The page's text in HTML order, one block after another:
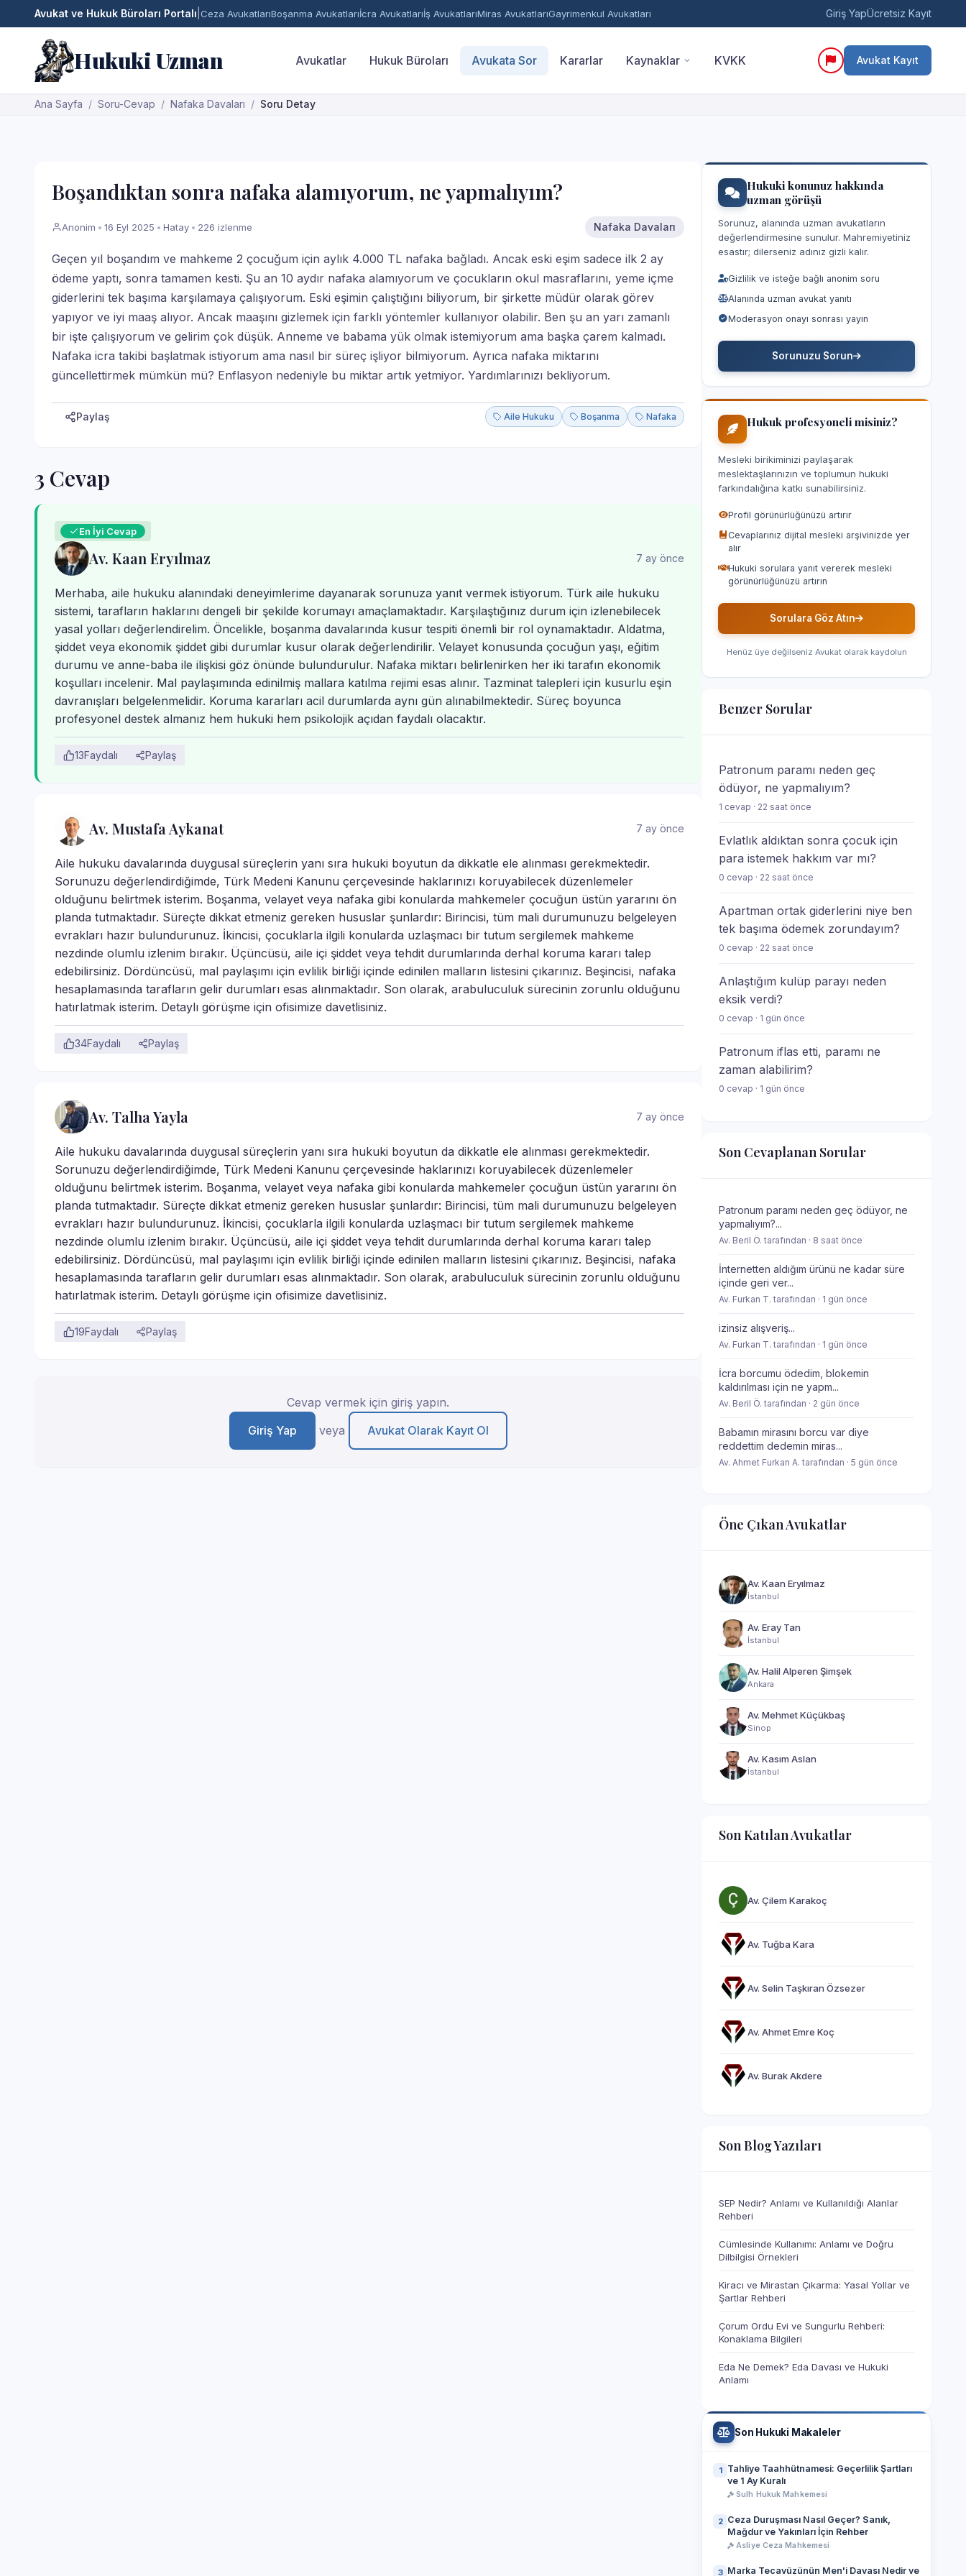
Avukat ve Hukuk Büroları Portalı Ceza AvukatlarıBoşanma Avukatlarıİcra Avukatlarıİş AvukatlarıMiras AvukatlarıGayrimenkul Avukatları Giriş YapÜcretsiz Kayıt
Hukuki Uzman Avukatlar Hukuk Büroları Avukata Sor Kararlar Kaynaklar KVKK Avukat Kayıt
Ana Sayfa Soru-Cevap Nafaka Davaları Soru Detay
Boşandıktan sonra nafaka alamıyorum, ne yapmalıyım?
Anonim • 16 Eyl 2025 • Hatay • 226 izlenme Nafaka Davaları
Geçen yıl boşandım ve mahkeme 2 çocuğum için aylık 4.000 TL nafaka bağladı. Ancak eski eşim sadece ilk 2 ay
ödeme yaptı, sonra tamamen kesti. Şu an 10 aydır nafaka alamıyorum ve çocukların okul masraflarını, yeme içme
giderlerini tek başıma karşılamaya çalışıyorum. Eski eşimin çalıştığını biliyorum, bir şirkette müdür olarak görev
yapıyor ve iyi maaş alıyor. Ancak maaşını gizlemek için farklı yöntemler kullanıyor olabilir. Ben şu an yarı zamanlı
bir işte çalışıyorum ve gelirim çok düşük. Anneme ve babama yük olmak istemiyorum ama başka çarem kalmadı.
Nafaka icra takibi başlatmak istiyorum ama nasıl bir süreç işliyor bilmiyorum. Ayrıca nafaka miktarını
güncellettirmek mümkün mü? Enflasyon nedeniyle bu miktar artık yetmiyor. Yardımlarınızı bekliyorum.
Paylaş Aile Hukuku Boşanma Nafaka
3 Cevap
En İyi Cevap
Av. Kaan Eryılmaz 7 ay önce
Merhaba, aile hukuku alanındaki deneyimlerime dayanarak sorunuza yanıt vermek istiyorum. Türk aile hukuku
sistemi, tarafların haklarını dengeli bir şekilde korumayı amaçlamaktadır. Karşılaştığınız durum için izlenebilecek
yasal yolları değerlendirelim. Öncelikle, boşanma davalarında kusur tespiti önemli bir rol oynamaktadır. Aldatma,
şiddet veya ekonomik şiddet gibi durumlar kusur olarak değerlendirilir. Velayet konusunda çocuğun yaşı, eğitim
durumu ve anne-baba ile ilişkisi göz önünde bulundurulur. Nafaka miktarı belirlenirken her iki tarafın ekonomik
koşulları incelenir. Mal paylaşımında edinilmiş mallara katılma rejimi esas alınır. Tazminat talepleri için kusurlu eşin
davranışları belgelenmelidir. Koruma kararları acil durumlarda aynı gün alınabilmektedir. Süreç boyunca
profesyonel destek almanız hem hukuki hem psikolojik açıdan faydalı olacaktır.
13Faydalı Paylaş
Av. Mustafa Aykanat 7 ay önce
Aile hukuku davalarında duygusal süreçlerin yanı sıra hukuki boyutun da dikkatle ele alınması gerekmektedir.
Sorunuzu değerlendirdiğimde, Türk Medeni Kanunu çerçevesinde haklarınızı koruyabilecek düzenlemeler
olduğunu belirtmek isterim. Boşanma, velayet veya nafaka gibi konularda mahkemeler çocuğun üstün yararını ön
planda tutmaktadır. Süreçte dikkat etmeniz gereken hususlar şunlardır: Birincisi, tüm mali durumunuzu belgeleyen
evrakları hazır bulundurunuz. İkincisi, çocuklarla ilgili konularda uzlaşmacı bir tutum sergilemek mahkeme
nezdinde olumlu izlenim bırakır. Üçüncüsü, aile içi şiddet veya tehdit durumlarında derhal koruma kararı talep
edebilirsiniz. Dördüncüsü, mal paylaşımı için evlilik birliği içinde edinilen malların listesini çıkarınız. Beşincisi, nafaka
hesaplamasında tarafların gelir durumları esas alınmaktadır. Son olarak, arabuluculuk sürecinin zorunlu olduğunu
hatırlatmak isterim. Detaylı görüşme için ofisimize davetlisiniz.
34Faydalı Paylaş
Av. Talha Yayla 7 ay önce
Aile hukuku davalarında duygusal süreçlerin yanı sıra hukuki boyutun da dikkatle ele alınması gerekmektedir.
Sorunuzu değerlendirdiğimde, Türk Medeni Kanunu çerçevesinde haklarınızı koruyabilecek düzenlemeler
olduğunu belirtmek isterim. Boşanma, velayet veya nafaka gibi konularda mahkemeler çocuğun üstün yararını ön
planda tutmaktadır. Süreçte dikkat etmeniz gereken hususlar şunlardır: Birincisi, tüm mali durumunuzu belgeleyen
evrakları hazır bulundurunuz. İkincisi, çocuklarla ilgili konularda uzlaşmacı bir tutum sergilemek mahkeme
nezdinde olumlu izlenim bırakır. Üçüncüsü, aile içi şiddet veya tehdit durumlarında derhal koruma kararı talep
edebilirsiniz. Dördüncüsü, mal paylaşımı için evlilik birliği içinde edinilen malların listesini çıkarınız. Beşincisi, nafaka
hesaplamasında tarafların gelir durumları esas alınmaktadır. Son olarak, arabuluculuk sürecinin zorunlu olduğunu
hatırlatmak isterim. Detaylı görüşme için ofisimize davetlisiniz.
19Faydalı Paylaş
Cevap vermek için giriş yapın.
Giriş Yap
veya Avukat Olarak Kayıt Ol
Hukuki konunuz hakkında
uzman görüşü
Sorunuz, alanında uzman avukatların
değerlendirmesine sunulur. Mahremiyetiniz
esastır; dilerseniz adınız gizli kalır.
Gizlilik ve isteğe bağlı anonim soru
Alanında uzman avukat yanıtı
Moderasyon onayı sonrası yayın
Sorunuzu Sorun
Hukuk profesyoneli misiniz?
Mesleki birikiminizi paylaşarak
meslektaşlarınızın ve toplumun hukuki
farkındalığına katkı sunabilirsiniz.
Profil görünürlüğünüzü artırır
Cevaplarınız dijital mesleki arşivinizde yer
alır
Hukuki sorulara yanıt vererek mesleki
görünürlüğünüzü artırın
Sorulara Göz Atın
Henüz üye değilseniz Avukat olarak kaydolun
Benzer Sorular
Patronum paramı neden geç
ödüyor, ne yapmalıyım?
1 cevap · 22 saat önce
Evlatlık aldıktan sonra çocuk için
para istemek hakkım var mı?
0 cevap · 22 saat önce
Apartman ortak giderlerini niye ben
tek başıma ödemek zorundayım?
0 cevap · 22 saat önce
Anlaştığım kulüp parayı neden
eksik verdi?
0 cevap · 1 gün önce
Patronum iflas etti, paramı ne
zaman alabilirim?
0 cevap · 1 gün önce
Son Cevaplanan Sorular
Patronum paramı neden geç ödüyor, ne
yapmalıyım?...
Av. Beril Ö. tarafından · 8 saat önce
İnternetten aldığım ürünü ne kadar süre
içinde geri ver...
Av. Furkan T. tarafından · 1 gün önce
izinsiz alışveriş...
Av. Furkan T. tarafından · 1 gün önce
İcra borcumu ödedim, blokemin
kaldırılması için ne yapm...
Av. Beril Ö. tarafından · 2 gün önce
Babamın mirasını borcu var diye
reddettim dedemin miras...
Av. Ahmet Furkan A. tarafından · 5 gün önce
Öne Çıkan Avukatlar
Av. Kaan Eryılmaz
İstanbul
Av. Eray Tan
İstanbul
Av. Halil Alperen Şimşek
Ankara
Av. Mehmet Küçükbaş
Sinop
Av. Kasım Aslan
İstanbul
Son Katılan Avukatlar
Av. Çilem Karakoç
Av. Tuğba Kara
Av. Selin Taşkıran Özsezer
Av. Ahmet Emre Koç
Av. Burak Akdere
Son Blog Yazıları
SEP Nedir? Anlamı ve Kullanıldığı Alanlar
Rehberi
Cümlesinde Kullanımı: Anlamı ve Doğru
Dilbilgisi Örnekleri
Kiracı ve Mirastan Çıkarma: Yasal Yollar ve
Şartlar Rehberi
Çorum Ordu Evi ve Sungurlu Rehberi:
Konaklama Bilgileri
Eda Ne Demek? Eda Davası ve Hukuki
Anlamı
Son Hukuki Makaleler
1
Tahliye Taahhütnamesi: Geçerlilik Şartları
ve 1 Ay Kuralı
Sulh Hukuk Mahkemesi
2 Ceza Duruşması Nasıl Geçer? Sanık,
Mağdur ve Yakınları İçin Rehber
Asliye Ceza Mahkemesi
3 Marka Tecavüzünün Men'i Davası Nedir ve